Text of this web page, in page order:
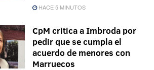
HACE 5 MINUTOS
CpM critica a Imbroda por
pedir que se cumpla el
acuerdo de menores con
Marruecos